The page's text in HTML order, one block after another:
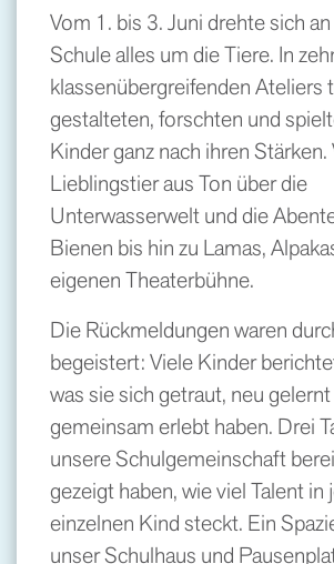
Vom 1. bis 3. Juni drehte sich
Schule alles um die Tiere. In
klassenübergreifenden Ateliers
gestalteten, forschten und
Kinder ganz nach ihren Stärken.
Lieblingstier aus Ton über die
Unterwasserwelt und die
Bienen bis hin zu Lamas,
eigenen Theaterbühne.
Die Rückmeldungen waren
begeistert: Viele Kinder
was sie sich getraut, neu
gemeinsam erlebt haben. Drei
unsere Schulgemeinschaft
gezeigt haben, wie viel Talent in
einzelnen Kind steckt. Ein
unser Schulhaus und